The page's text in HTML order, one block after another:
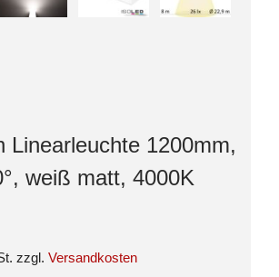
Linearleuchte 1200mm,
weiß matt, 4000K
zzgl. Versandkosten